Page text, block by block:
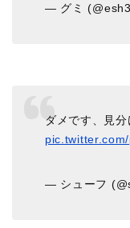
— グミ
ダメです、見
— シューフ